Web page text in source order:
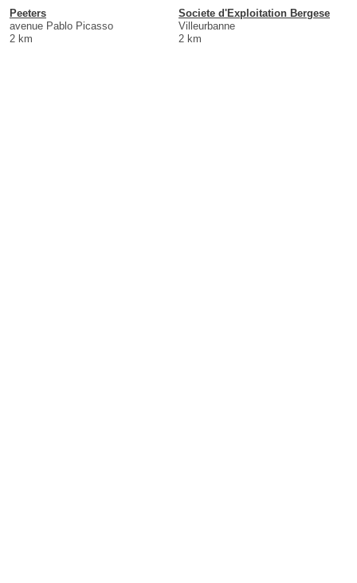
Peeters
avenue Pablo Picasso
2 km
Societe d'Exploitation Bergese
Villeurbanne
2 km